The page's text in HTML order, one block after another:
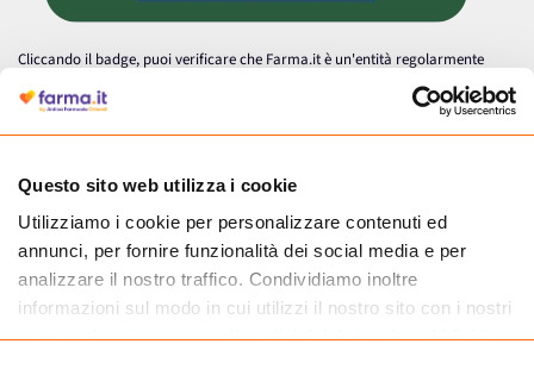
Questo sito web utilizza i cookie
Utilizziamo i cookie per personalizzare contenuti ed
annunci, per fornire funzionalità dei social media e per
analizzare il nostro traffico. Condividiamo inoltre
informazioni sul modo in cui utilizzi il nostro sito con i nostri
partner che si occupano di analisi dei dati web, pubblicità e
Cliccando il badge, puoi verificare che Farma.it è un'entità regolarmente
autorizzata dal Ministero della Salute a effettuare la vendita online di
medicinali.